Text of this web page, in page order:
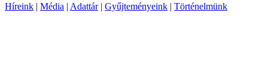
Híreink | Média | Adattár| Gyűjteményeink | Történelmünk